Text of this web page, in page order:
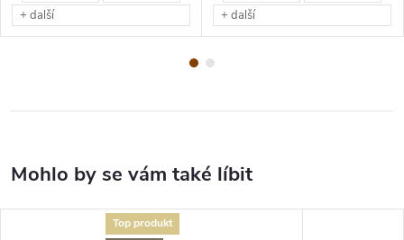
+ další
+ další
Top produkt